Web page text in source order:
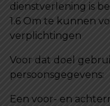
dienstverlening is
1.6 Om te kunnen
verplichtingen
Voor dat doel
persoonsgegevens:
Een voor- en